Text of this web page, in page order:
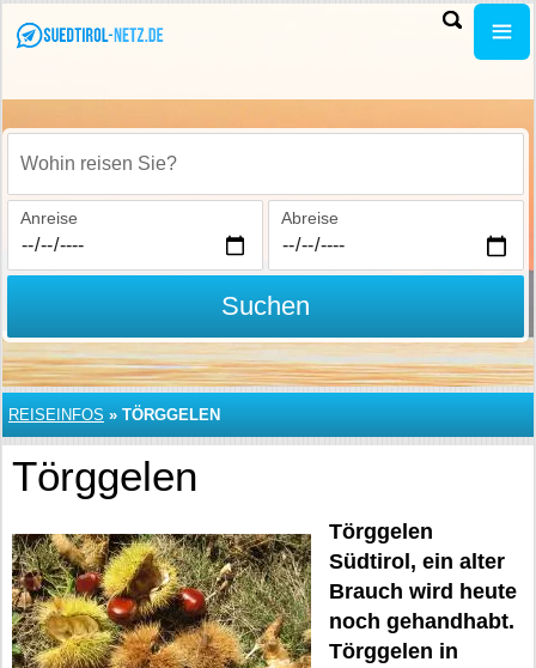
Wohin reisen Sie?
Anreise Abreise
Suchen
REISEINFOS » TÖRGGELEN
Törggelen
Törggelen
Südtirol, ein alter
Brauch wird heute
noch gehandhabt.
Törggelen in